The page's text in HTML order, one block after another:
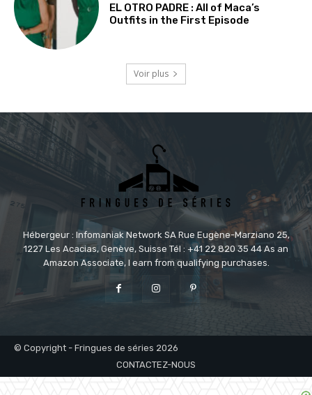
EL OTRO PADRE : All of Maca’s
Outfits in the First Episode
Voir plus
Hébergeur : Infomaniak Network SA Rue Eugène-Marziano 25,
1227 Les Acacias, Genève, Suisse Tél : +41 22 820 35 44 As an
Amazon Associate, I earn from qualifying purchases.
© Copyright - Fringues de séries 2026
CONTACTEZ-NOUS